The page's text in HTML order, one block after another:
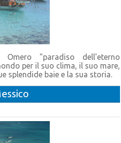
"paradiso dell'eterno
per il suo clima, il suo mare,
splendide baie e la sua storia.